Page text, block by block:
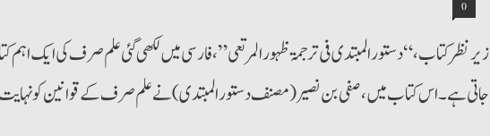
0
زیرنظر کتاب، “دستورالمبتدی فی ترجمۃ ظہورالمرتعی”، فارسی میں لکھی گئی علم صرف کی ایک
جاتی ہے۔ اس کتاب میں، صفی بن نصیر (مصنف دستورالمبتدی) نے علم صرف کے قوانین کو نہایت